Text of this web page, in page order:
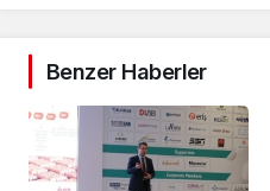
Benzer Haberler